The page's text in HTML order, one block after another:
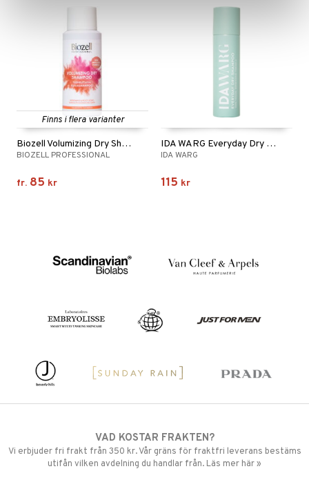
Finns i flera varianter
Biozell Volumizing Dry Shampoo
BIOZELL PROFESSIONAL
fr. 85 kr
IDA WARG Everyday Dry Shampoo
IDA WARG
115 kr
VAD KOSTAR FRAKTEN?
Vi erbjuder fri frakt från 350 kr. Vår gräns för fraktfri leverans bestäms
utifån vilken avdelning du handlar från. Läs mer här »